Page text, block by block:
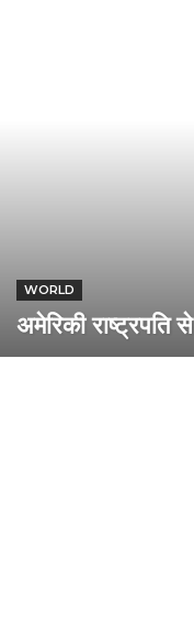
WORLD
अमेरिकी राष्ट्रपति